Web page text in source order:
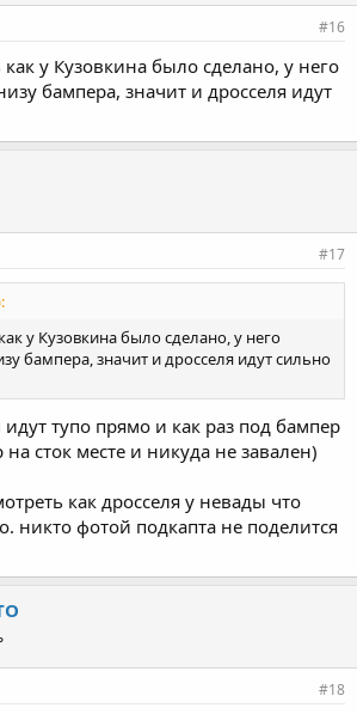
#16
у Кузовкина было сделано, у него
бампера, значит и дросселя идут
#17
у Кузовкина было сделано, у него
бампера, значит и дросселя идут сильно
идут тупо прямо и как раз под бампер
сток месте и никуда не завален)
как дросселя у невады что
никто фотой подкапта не поделится
#18